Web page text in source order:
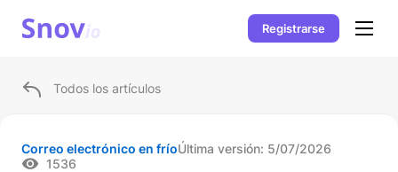
Registrarse
Todos los artículos
Correo electrónico en fríoÚltima versión: 5/07/2026
1536